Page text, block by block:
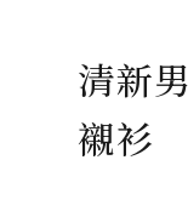
清新
襯衫